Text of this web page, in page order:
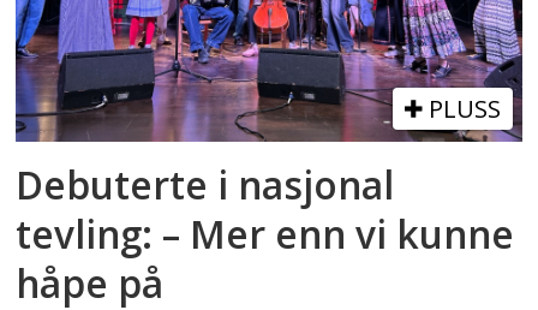
PLUSS
Debuterte i nasjonal
tevling: – Mer enn vi kunne
håpe på